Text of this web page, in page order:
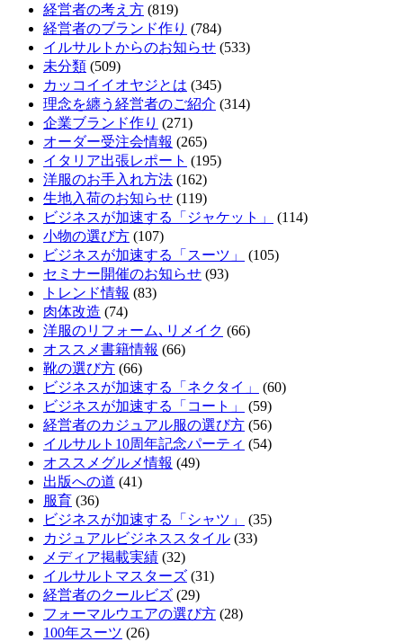
経営者の考え方 (819)
経営者のブランド作り (784)
イルサルトからのお知らせ (533)
未分類 (509)
カッコイイオヤジとは (345)
理念を纏う経営者のご紹介 (314)
企業ブランド作り (271)
オーダー受注会情報 (265)
イタリア出張レポート (195)
洋服のお手入れ方法 (162)
生地入荷のお知らせ (119)
ビジネスが加速する「ジャケット」
(114)
小物の選び方 (107)
ビジネスが加速する「スーツ」
(105)
セミナー開催のお知らせ (93)
トレンド情報 (83)
肉体改造 (74)
洋服のリフォーム､リメイク (66)
オススメ書籍情報 (66)
靴の選び方 (66)
ビジネスが加速する「ネクタイ」
(60)
ビジネスが加速する「コート」
(59)
経営者のカジュアル服の選び方 (56)
イルサルト10周年記念パーティ (54)
オススメグルメ情報 (49)
出版への道 (41)
服育 (36)
ビジネスが加速する「シャツ」
(35)
カジュアルビジネススタイル (33)
メディア掲載実績 (32)
イルサルトマスターズ (31)
経営者のクールビズ (29)
フォーマルウエアの選び方 (28)
100年スーツ (26)